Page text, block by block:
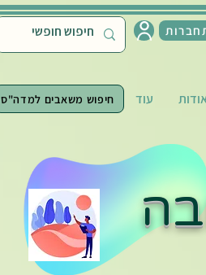
חיפוש משאבים למדה"ס עוד